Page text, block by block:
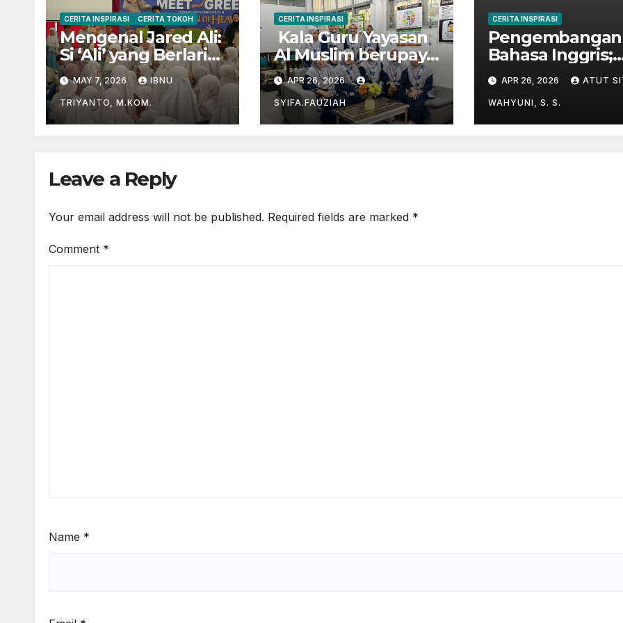
CERITA INSPIRASI CERITA TOKOH
Mengenal Jared Ali:
Si ‘Ali’ yang Berlari
Mengejar Prestasi
di Dunia Film dan
Akademik
MAY 7, 2026 IBNU
TRIYANTO, M.KOM.
CERITA INSPIRASI
Kala Guru Yayasan
Al Muslim berupaya
untuk menghafal
Al-Qur’an
APR 26, 2026
SYIFA.FAUZIAH
CERITA INSPIRASI
Pengembangan
Bahasa Inggris;
“Holiday English
Program” di
Kampung
Pare
APR 26, 2026 ATUT
WAHYUNI, S. S.
Leave a Reply
Your email address will not be published. Required fields are marked *
Comment *
Name *